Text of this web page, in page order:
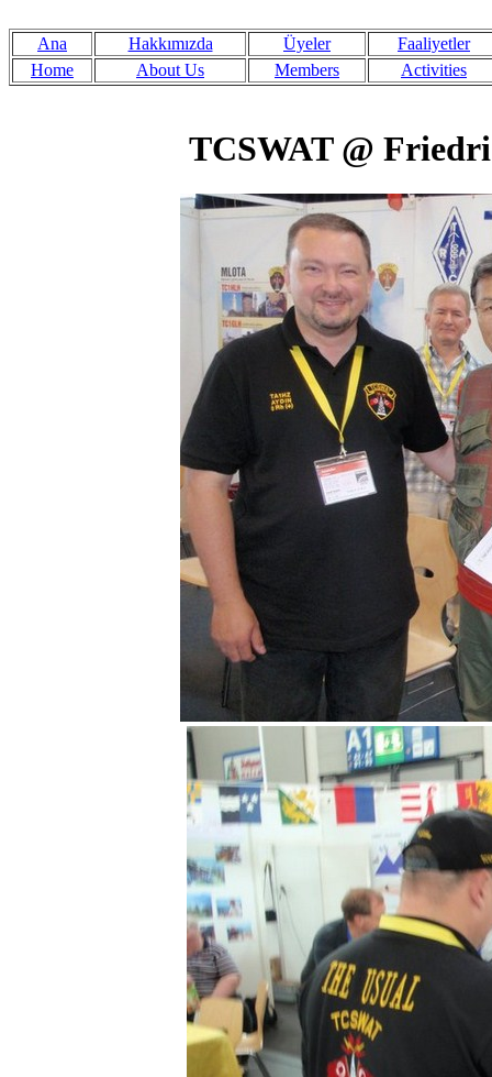
Ana Hakkımızda Üyeler
Faaliyetler
Home
About Us Members Activities
TCSWAT @